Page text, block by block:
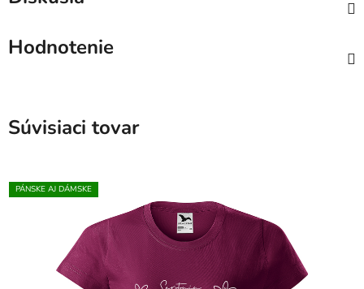
Hodnotenie
Súvisiaci tovar
PÁNSKE AJ DÁMSKE